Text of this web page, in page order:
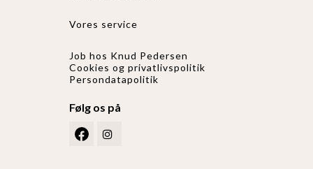
Vores service
Job hos Knud Pedersen
Cookies og privatlivspolitik
Persondatapolitik
Følg os på